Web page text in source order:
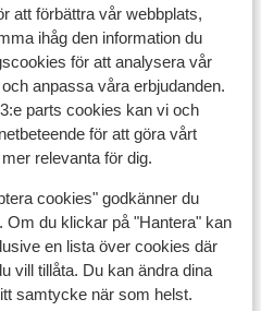
att förbättra vår webbplats,
ihåg den information du
för att analysera vår
anpassa våra erbjudanden.
parts cookies kan vi och
för att göra vårt
relevanta för dig.
cookies" godkänner du
Om du klickar på "Hantera" kan
en lista över cookies där
vill tillåta. Du kan ändra dina
samtycke när som helst.
by Hilton
Hotel